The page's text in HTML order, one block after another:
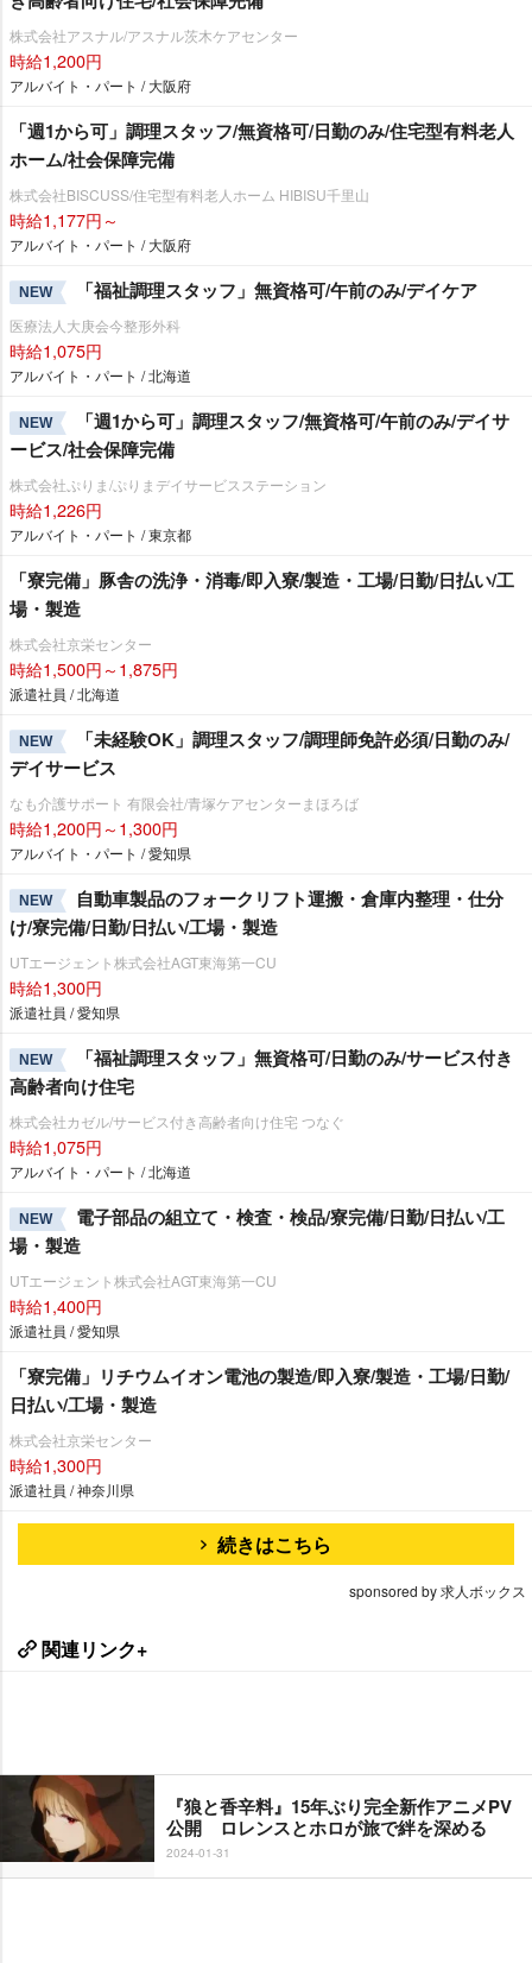
株式会社アスナル/アスナル茨木ケアセンター
時給1,200円
アルバイト・パート / 大阪府
「週1から可」調理スタッフ/無資格可/日勤のみ/住宅型有料老人
ホーム/社会保障完備
株式会社BISCUSS/住宅型有料老人ホーム HIBISU千里山
時給1,177円～
アルバイト・パート / 大阪府
NEW 「福祉調理スタッフ」無資格可/午前のみ/デイケア
医療法人大庚会今整形外科
時給1,075円
アルバイト・パート / 北海道
NEW
「週1から可」調理スタッフ/無資格可/午前のみ/デイサ
ービス/社会保障完備
株式会社ぷりま/ぷりまデイサービスステーション
時給1,226円
アルバイト・パート / 東京都
「寮完備」豚舎の洗浄・消毒/即入寮/製造・工場/日勤/日払い/工
場・製造
株式会社京栄センター
時給1,500円～1,875円
派遣社員 / 北海道
NEW
「未経験OK」調理スタッフ/調理師免許必須/日勤のみ/
デイサービス
なも介護サポート 有限会社/青塚ケアセンターまほろば
時給1,200円～1,300円
アルバイト・パート / 愛知県
NEW
自動車製品のフォークリフト運搬・倉庫内整理・仕分
け/寮完備/日勤/日払い/工場・製造
UTエージェント株式会社AGT東海第一CU
時給1,300円
派遣社員 / 愛知県
NEW
「福祉調理スタッフ」無資格可/日勤のみ/サービス付き
高齢者向け住宅
株式会社カゼル/サービス付き高齢者向け住宅 つなぐ
時給1,075円
アルバイト・パート / 北海道
NEW
電子部品の組立て・検査・検品/寮完備/日勤/日払い/工
場・製造
UTエージェント株式会社AGT東海第一CU
時給1,400円
派遣社員 / 愛知県
「寮完備」リチウムイオン電池の製造/即入寮/製造・工場/日勤/
日払い/工場・製造
株式会社京栄センター
時給1,300円
派遣社員 / 神奈川県
続きはこちら
sponsored by 求人ボックス
関連リンク+
『狼と香辛料』15年ぶり完全新作アニメPV
公開 ロレンスとホロが旅で絆を深める
2024-01-31